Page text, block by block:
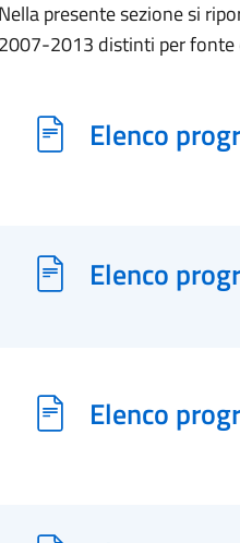
Nella presente sezione si
2007-2013 distinti per fonte
Elenco
Elenco
Elenco